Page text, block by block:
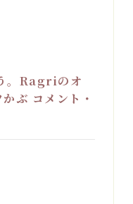
。Ragriのオ
ぶ コメント・